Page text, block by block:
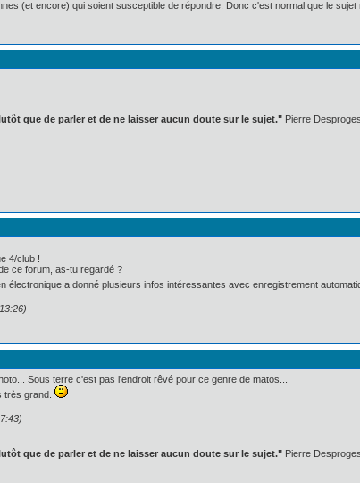
(et encore) qui soient susceptible de répondre. Donc c'est normal que le sujet
que de parler et de ne laisser aucun doute sur le sujet." Pierre Desproges
4/club !
ce forum, as-tu regardé ?
électronique a donné plusieurs infos intéressantes avec enregistrement
Sous terre c'est pas l'endroit rêvé pour ce genre de matos...
très grand.
que de parler et de ne laisser aucun doute sur le sujet." Pierre Desproges